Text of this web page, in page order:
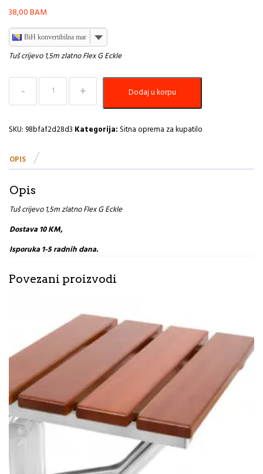
38,00BAM
BiH konvertibilna marka
Tuš crijevo 1,5m zlatno Flex G Eckle
Tuš
crijevo
1,5m
Flex
Eckle
Dodaj u korpu
SKU: 98bfaf2d28d3 Kategorija: Sitna oprema za kupatilo
OPIS
Opis
Tuš crijevo 1,5m zlatno Flex G Eckle
Dostava 10 KM,
Isporuka 1-5 radnih dana.
Povezani proizvodi